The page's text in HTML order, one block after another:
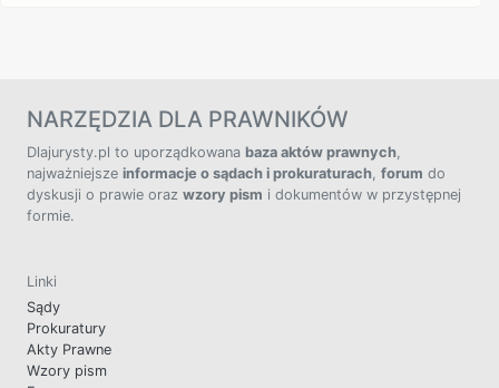
NARZĘDZIA DLA PRAWNIKÓW
Dlajurysty.pl to uporządkowana baza aktów prawnych,
najważniejsze informacje o sądach i prokuraturach, forum do
dyskusji o prawie oraz wzory pism i dokumentów w przystępnej
formie.
Linki
Sądy
Prokuratury
Akty Prawne
Wzory pism